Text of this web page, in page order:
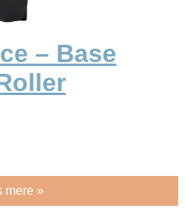
– Base
mere »